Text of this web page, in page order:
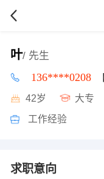
叶/ 先生
136****0208
42岁 大专
工作经验
求职意向